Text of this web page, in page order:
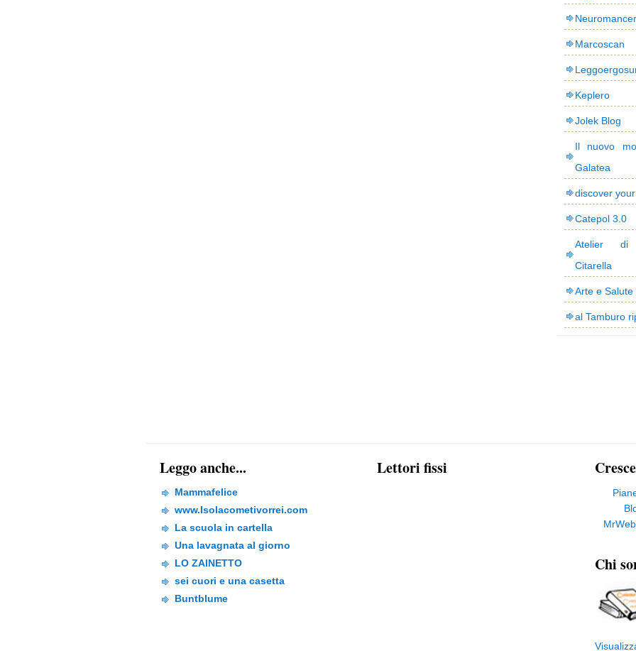
Neuromancer
Marcoscan
Keplero
Jolek Blog
Il nuovo
Galatea
discover
Catepol 3.0
Atelier di
Citarella
Arte e Salute
al Tamburo
Leggo anche...
Mammafelice
www.Isolacometivorrei.com
La scuola in cartella
Una lavagnata al giorno
LO ZAINETTO
sei cuori e una casetta
Buntblume
Lettori fissi
Chi